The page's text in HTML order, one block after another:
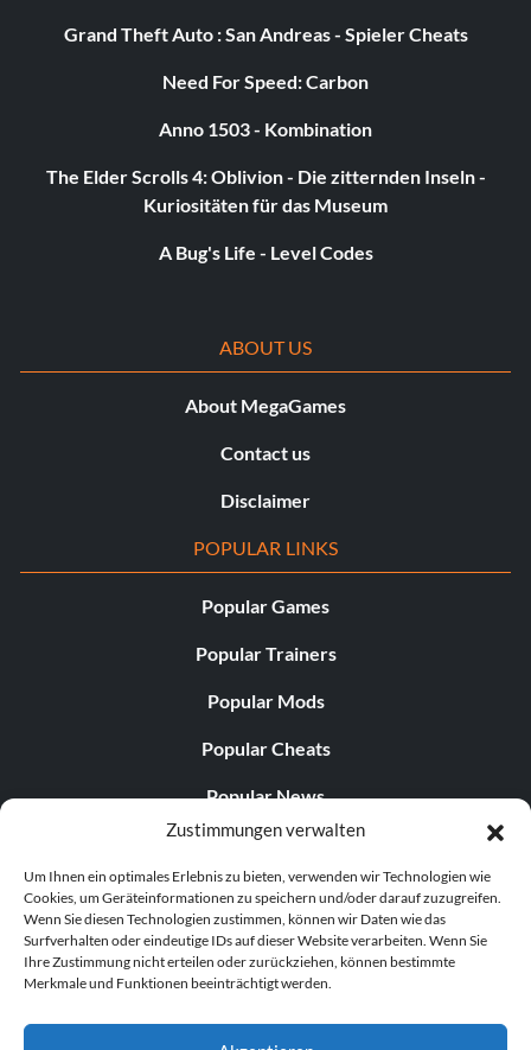
Zustimmungen verwalten
Um Ihnen ein optimales Erlebnis zu bieten, verwenden wir Technologien wie
Cookies, um Geräteinformationen zu speichern und/oder darauf zuzugreifen.
Wenn Sie diesen Technologien zustimmen, können wir Daten wie das
Surfverhalten oder eindeutige IDs auf dieser Website verarbeiten. Wenn Sie
Ihre Zustimmung nicht erteilen oder zurückziehen, können bestimmte
Merkmale und Funktionen beeinträchtigt werden.
Grand Theft Auto : San Andreas - Spieler Cheats
Need For Speed: Carbon
Anno 1503 - Kombination
The Elder Scrolls 4: Oblivion - Die zitternden Inseln -
Kuriositäten für das Museum
A Bug's Life - Level Codes
ABOUT US
About MegaGames
Contact us
Disclaimer
POPULAR LINKS
Popular Games
Popular Trainers
Popular Mods
Popular Cheats
Popular News
Popular Editorials
Popular Free Games
LATEST UPDATES